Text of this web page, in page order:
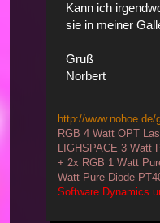
Kann ich
sie in meiner
Gruß
Norbert
http://www.nohoe.de/
RGB 4 Watt OPT
LIGHSPACE 3 Watt
+ 2x RGB 1 Watt
Watt Pure Diode
Software Dynamics